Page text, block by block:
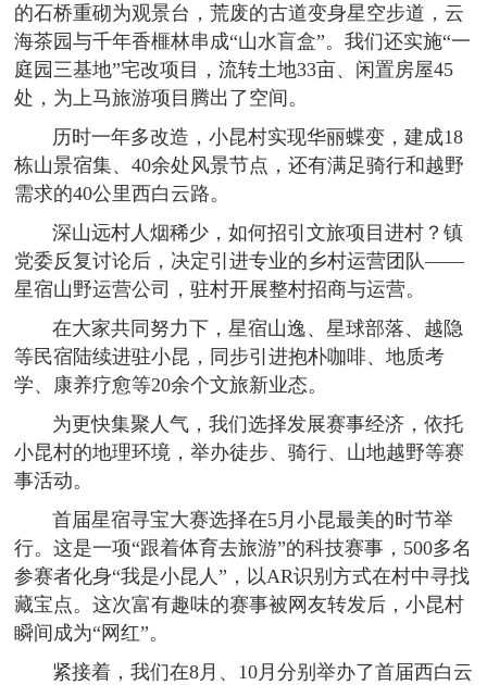
的石桥重砌为观景台，荒废的古道变身星空步道，云
海茶园与千年香榧林串成“山水盲盒”。我们还实施“一
庭园三基地”宅改项目，流转土地33亩、闲置房屋45
处，为上马旅游项目腾出了空间。
历时一年多改造，小昆村实现华丽蝶变，建成18
栋山景宿集、40余处风景节点，还有满足骑行和越野
需求的40公里西白云路。
深山远村人烟稀少，如何招引文旅项目进村？镇
党委反复讨论后，决定引进专业的乡村运营团队——
星宿山野运营公司，驻村开展整村招商与运营。
在大家共同努力下，星宿山逸、星球部落、越隐
等民宿陆续进驻小昆，同步引进抱朴咖啡、地质考
学、康养疗愈等20余个文旅新业态。
为更快集聚人气，我们选择发展赛事经济，依托
小昆村的地理环境，举办徒步、骑行、山地越野等赛
事活动。
首届星宿寻宝大赛选择在5月小昆最美的时节举
行。这是一项“跟着体育去旅游”的科技赛事，500多名
参赛者化身“我是小昆人”，以AR识别方式在村中寻找
藏宝点。这次富有趣味的赛事被网友转发后，小昆村
瞬间成为“网红”。
紧接着，我们在8月、10月分别举办了首届西白云